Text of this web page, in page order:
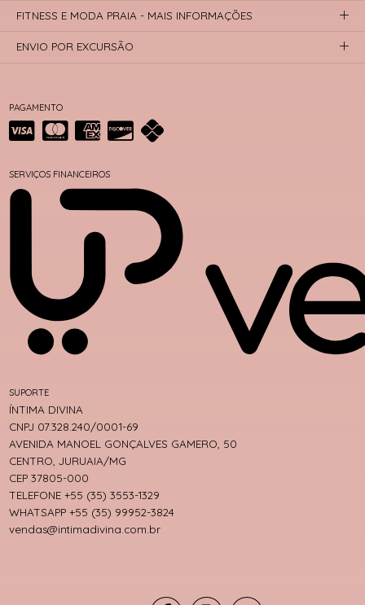
PAGAMENTO
SERVIÇOS FINANCEIROS
SUPORTE
ÍNTIMA DIVINA
CNPJ 07.328.240/0001-69
AVENIDA MANOEL GONÇALVES GAMERO, 50
CENTRO, JURUAIA/MG
CEP 37805-000
TELEFONE +55 (35) 3553-1329
WHATSAPP +55 (35) 99952-3824
vendas@intimadivina.com.br
FITNESS E MODA PRAIA - MAIS INFORMAÇÕES
ENVIO POR EXCURSÃO